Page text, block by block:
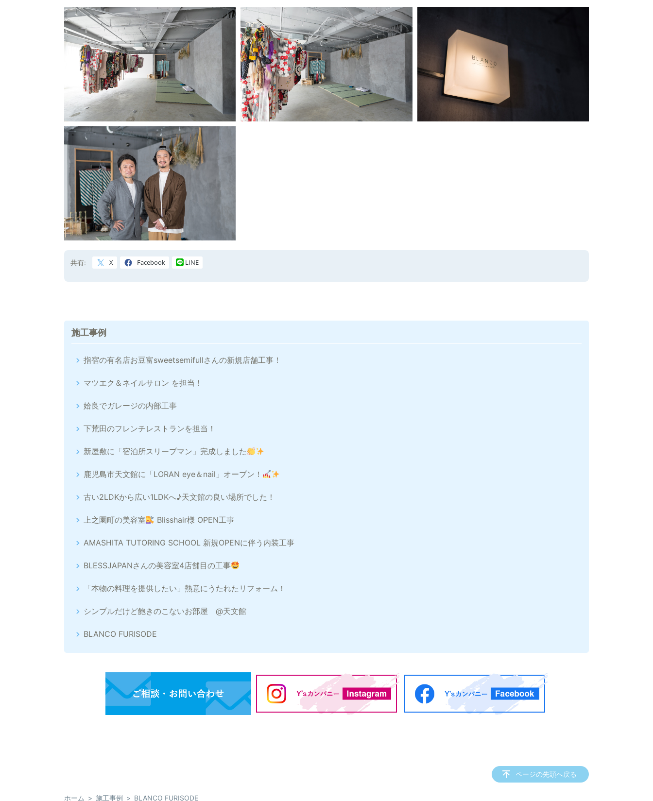
共有: X Facebook LINE
施工事例
指宿の有名店お豆富sweetsemifullさんの新規店舗工事！
マツエク＆ネイルサロン を担当！
姶良でガレージの内部工事
下荒田のフレンチレストランを担当！
新屋敷に「宿泊所スリープマン」完成しました
鹿児島市天文館に「LORAN eye＆nail」オープン！
古い2LDKから広い1LDKへ♪天文館の良い場所でした！
上之園町の美容室 Blisshair様 OPEN工事
AMASHITA TUTORING SCHOOL 新規OPENに伴う内装工事
BLESSJAPANさんの美容室4店舗目の工事
「本物の料理を提供したい」熱意にうたれたリフォーム！
シンプルだけど飽きのこないお部屋 @天文館
BLANCO FURISODE
ページの先頭へ戻る
ホーム 施工事例 BLANCO FURISODE